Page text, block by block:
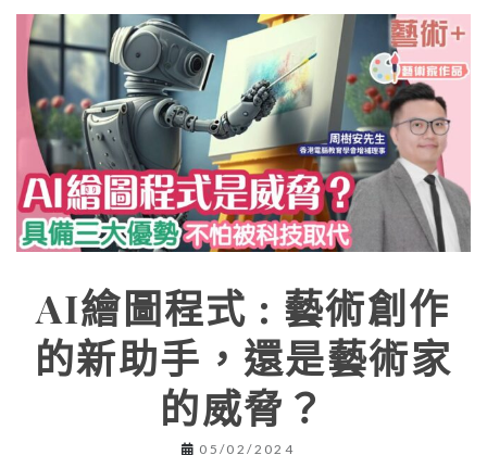
AI繪圖程式 : 藝術創作
的新助手，還是藝術家
的威脅？
05/02/2024